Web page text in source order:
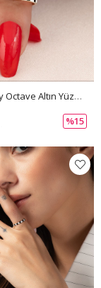
Dolce Yatay Octave Altın Yüzük PI0241
%15